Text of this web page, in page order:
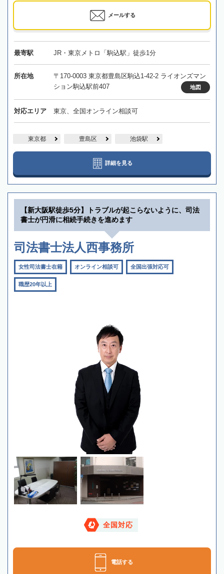
メールする
最寄駅 JR・東京メトロ「駒込駅」徒歩1分
所在地
〒170-0003 東京都豊島区駒込1-42-2 ライオンズマン
ション駒込駅前407
地図
対応エリア 東京、全国オンライン相談可
東京都 豊島区 池袋駅
詳細を見る
【新大阪駅徒歩5分】トラブルが起こらないように、司法
書士が円滑に相続手続きを進めます
司法書士法人西事務所
女性司法書士在籍 オンライン相談可 全国出張対応可
職歴20年以上
全国対応
電話する